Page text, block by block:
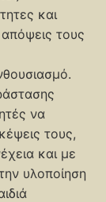
και
τους
να
τους,
και με
υλοποίηση